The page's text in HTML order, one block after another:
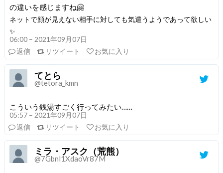
の違いを感じますね🤗
ネットで顔が見えない相手に対しても気遣うようであって欲しい
✨
06:00 – 2021年09月07日
返信
リツイート お気に入り
てとら
@tetora_kmn
こういう銭湯すごく行ってみたい……
05:57 – 2021年09月07日
返信
リツイート お気に入り
ミラ・アスク（荒熊）
@7Gbnl1XdaoVr87M